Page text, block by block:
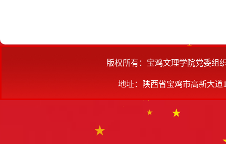
版权所有：宝鸡文理学院党委
地址：陕西省宝鸡市高新大道